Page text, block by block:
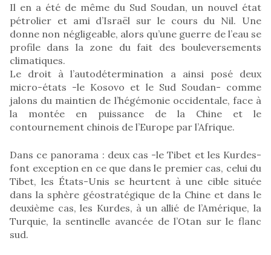
Il en a été de même du Sud Soudan, un nouvel état
pétrolier et ami d’Israël sur le cours du Nil. Une
donne non négligeable, alors qu’une guerre de l’eau se
profile dans la zone du fait des bouleversements
climatiques.
Le droit à l’autodétermination a ainsi posé deux
micro-états -le Kosovo et le Sud Soudan- comme
jalons du maintien de l’hégémonie occidentale, face à
la montée en puissance de la Chine et le
contournement chinois de l’Europe par l’Afrique.
Dans ce panorama : deux cas -le Tibet et les Kurdes-
font exception en ce que dans le premier cas, celui du
Tibet, les États-Unis se heurtent à une cible située
dans la sphère géostratégique de la Chine et dans le
deuxième cas, les Kurdes, à un allié de l’Amérique, la
Turquie, la sentinelle avancée de l’Otan sur le flanc
sud.